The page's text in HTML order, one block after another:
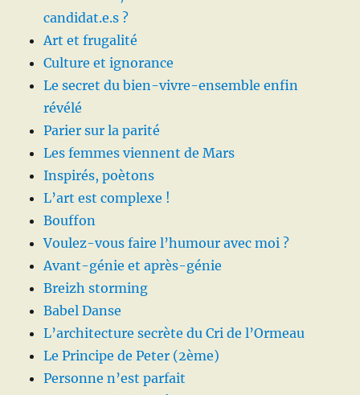
candidat.e.s ?
Art et frugalité
Culture et ignorance
Le secret du bien-vivre-ensemble enfin
révélé
Parier sur la parité
Les femmes viennent de Mars
Inspirés, poètons
L’art est complexe !
Bouffon
Voulez-vous faire l’humour avec moi ?
Avant-génie et après-génie
Breizh storming
Babel Danse
L’architecture secrète du Cri de l’Ormeau
Le Principe de Peter (2ème)
Personne n’est parfait